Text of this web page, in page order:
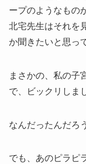
ープのようなもの
北宅先生はそれを
か聞きたいと思っ
まさかの、私の子
で、ビックリしま
なんだったんだろ
でも、あのピラピ